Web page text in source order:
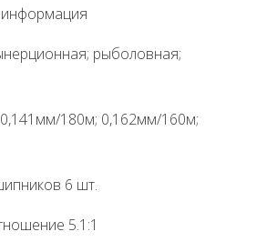
рыболовная;
0,141мм/180м; 0,162мм/160м;
6 шт.
5.1:1